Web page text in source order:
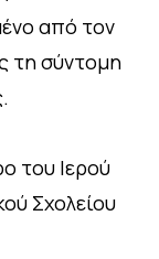
από τον
τη σύντομη
του Ιερού
Σχολείου